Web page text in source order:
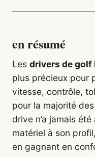
en résumé
Les drivers de golf
plus précieux pour
vitesse, contrôle,
pour la majorité
drive n’a jamais
matériel à son
en gagnant en